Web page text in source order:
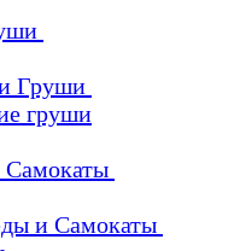
Груши
груши
Самокаты
и Самокаты